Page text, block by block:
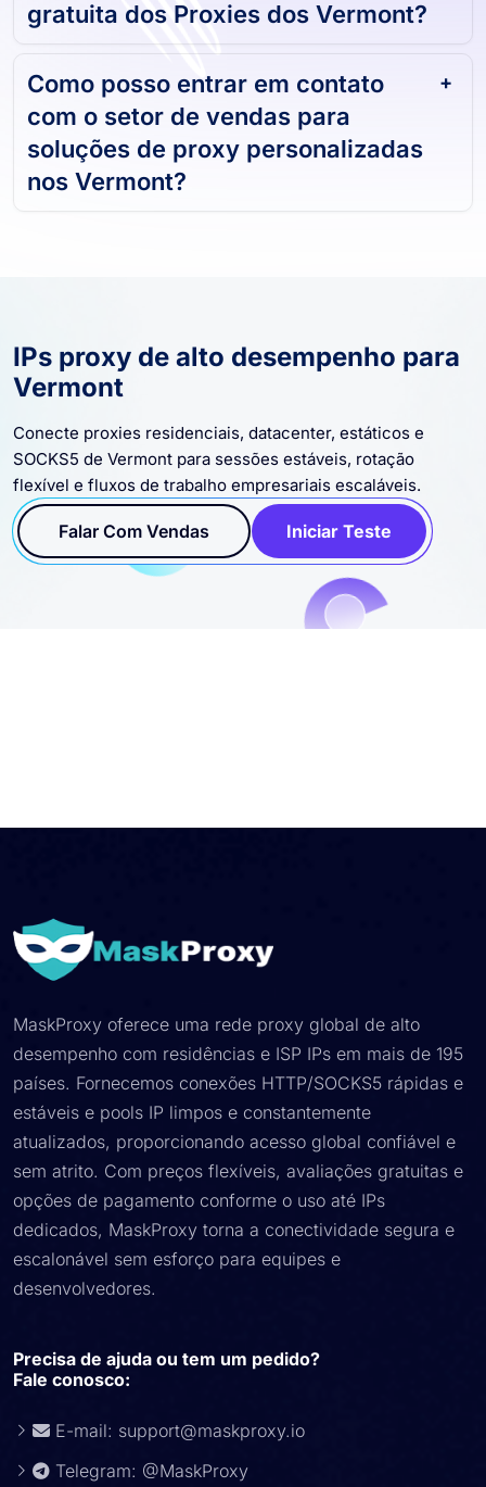
Posso obter uma avaliação
gratuita dos Proxies dos Vermont?
Como posso entrar em contato
com o setor de vendas para
soluções de proxy personalizadas
IPs proxy de alto desempenho para
Vermont
Conecte proxies residenciais, datacenter, estáticos e
SOCKS5 de Vermont para sessões estáveis, rotação
flexível e fluxos de trabalho empresariais escaláveis.
Falar Com Vendas Iniciar Teste
MaskProxy oferece uma rede proxy global de alto
desempenho com residências e ISP IPs em mais de 195
países. Fornecemos conexões HTTP/SOCKS5 rápidas e
estáveis ​​e pools IP limpos e constantemente
atualizados, proporcionando acesso global confiável e
sem atrito. Com preços flexíveis, avaliações gratuitas e
opções de pagamento conforme o uso até IPs
dedicados, MaskProxy torna a conectividade segura e
escalonável sem esforço para equipes e
desenvolvedores.
Precisa de ajuda ou tem um pedido?
Fale conosco:
E-mail: support@maskproxy.io
Telegram: @MaskProxy